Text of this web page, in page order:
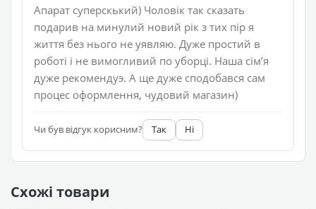
Апарат суперскький) Чоловік так сказать
подарив на минулий новий рік з тих пір я
життя без нього не уявляю. Дуже простий в
роботі і не вимогливий по уборці. Наша сім’я
дуже рекомендуэ. А ще дуже сподобався сам
процес оформлення, чудовий магазин)
Чи був відгук корисним? Так Ні
Схожі товари